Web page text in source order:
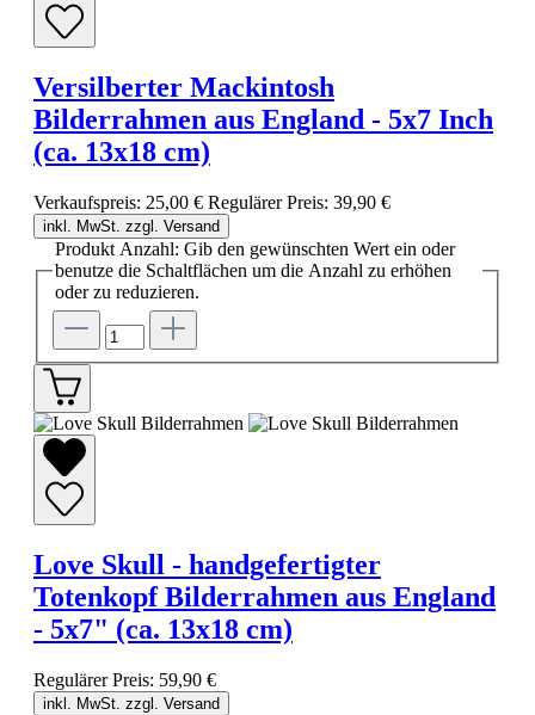
Versilberter Mackintosh
Bilderrahmen aus England - 5x7 Inch
(ca. 13x18 cm)
Verkaufspreis: 25,00 € Regulärer Preis: 39,90 €
inkl. MwSt. zzgl. Versand
Produkt Anzahl: Gib den gewünschten Wert ein oder
benutze die Schaltflächen um die Anzahl zu erhöhen
oder zu reduzieren.
Love Skull - handgefertigter
Totenkopf Bilderrahmen aus England
- 5x7" (ca. 13x18 cm)
Regulärer Preis: 59,90 €
inkl. MwSt. zzgl. Versand